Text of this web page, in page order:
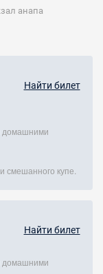
анапа
Найти билет
домашними
смешанного купе.
Найти билет
домашними